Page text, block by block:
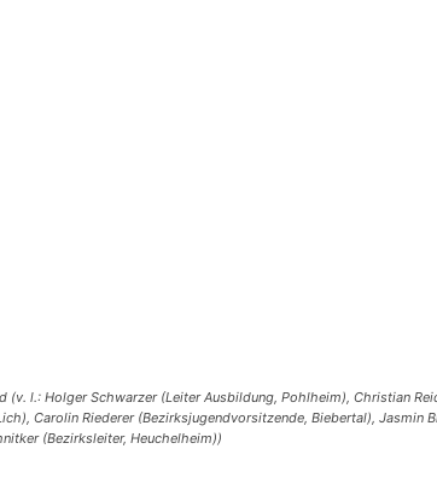
(v. l.: Holger Schwarzer (Leiter Ausbildung, Pohlheim), Christian
Carolin Riederer (Bezirksjugendvorsitzende, Biebertal), Jasmin
(Bezirksleiter, Heuchelheim))